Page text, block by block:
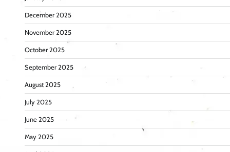
December 2025
November 2025
October 2025
September 2025
August 2025
July 2025
June 2025
May 2025